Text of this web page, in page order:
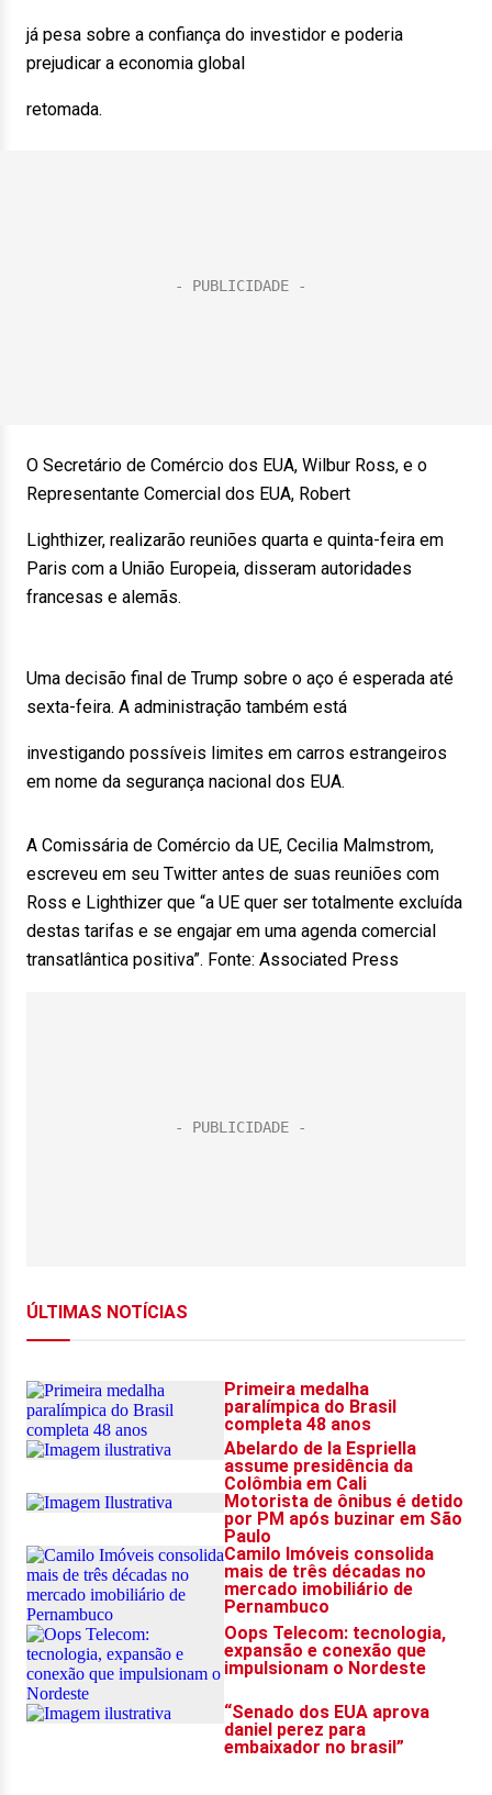
já pesa sobre a confiança do investidor e poderia
prejudicar a economia global
retomada.
O Secretário de Comércio dos EUA, Wilbur Ross, e o
Representante Comercial dos EUA, Robert
Lighthizer, realizarão reuniões quarta e quinta-feira em
Paris com a União Europeia, disseram autoridades
francesas e alemãs.
Uma decisão final de Trump sobre o aço é esperada até
sexta-feira. A administração também está
investigando possíveis limites em carros estrangeiros
em nome da segurança nacional dos EUA.
A Comissária de Comércio da UE, Cecilia Malmstrom,
escreveu em seu Twitter antes de suas reuniões com
Ross e Lighthizer que “a UE quer ser totalmente excluída
destas tarifas e se engajar em uma agenda comercial
transatlântica positiva”. Fonte: Associated Press